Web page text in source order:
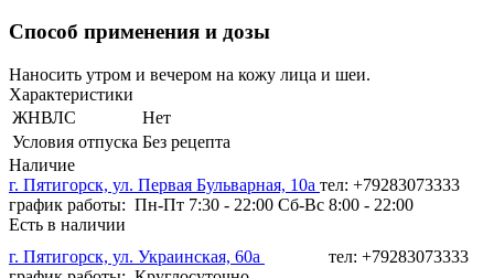
Способ применения и дозы
Наносить утром и вечером на кожу лица и шеи.
Характеристики
ЖНВЛС
Нет
Условия отпуска Без рецепта
Наличие
г. Пятигорск, ул. Первая Бульварная, 10а тел: +79283073333
график работы: Пн-Пт 7:30 - 22:00 Сб-Вс 8:00 - 22:00
Есть в наличии
г. Пятигорск, ул. Украинская, 60а
тел: +79283073333